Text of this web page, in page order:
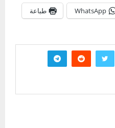
WhatsApp طباعة